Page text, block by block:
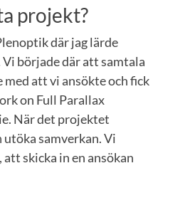
projekt?
där jag lärde
började där att samtala
att vi ansökte och fick
on Full Parallax
När det projektet
samverkan. Vi
skicka in en ansökan